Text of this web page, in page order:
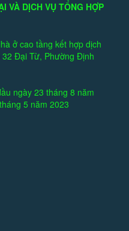
VÀ DỊCH VỤ TỔNG HỢP
ở cao tầng kết hợp dịch
Đại Từ, Phường Định
ngày 23 tháng 8 năm
5 năm 2023